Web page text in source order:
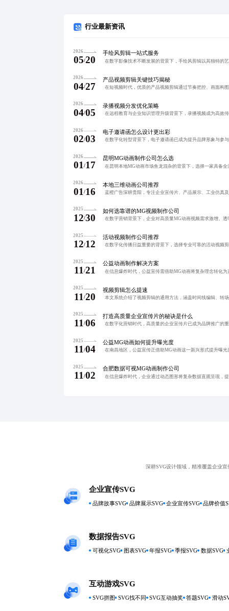
行业最新资讯
2026
05/20
手绘风剪辑一站式服务
2026
04/27
产品视频剪辑关键技巧揭秘
2026
04/05
录播视频分发优化策略
2026
02/03
电子邀请函怎么设计更出彩
2026
01/17
昆明MG动画制作公司怎么选
2026
01/16
本地三维动画公司推荐
2025
12/30
如何选靠谱的MG视频制作公司
2025
12/12
活动视频制作公司推荐
2025
11/21
公益动画制作解决方案
2025
11 /20
视频剪辑怎么提速
2025
11 /06
打造高质量企业宣传片的秘诀是什么
2025
11 /04
公益MG动画如何提升曝光度
2025
11/02
合肥数据可视MG动画制作公司
深耕SVG设计领域，精准覆盖企业
企业宣传SVG
品牌故事SVG 品牌展示SVG 企业宣传SVG 品牌价值
数据报告SVG
可视化SVG 图表SVG 年报SVG 季报SVG 数据SVG
互动游戏SVG
SVG拼图 SVG找不同 SVG互动抽奖 答题SVG 滑动